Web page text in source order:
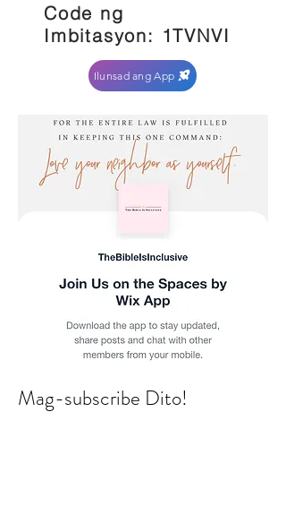
Code ng
Imbitasyon: 1TVNVI
Ilunsad ang App
Mag-subscribe Dito!